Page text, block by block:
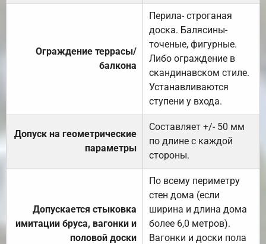
Ограждение террасы/
балкона
Перила- строганая
доска. Балясины-
точеные, фигурные.
Либо ограждение в
скандинавском стиле.
Устанавливаются
ступени у входа.
Допуск на геометрические
параметры
Составляет +/- 50 мм
по длине с каждой
стороны.
Допускается стыковка
имитации бруса, вагонки и
половой доски
По всему периметру
стен дома (если
ширина и длина дома
более 6,0 метров).
Вагонки и доски пола